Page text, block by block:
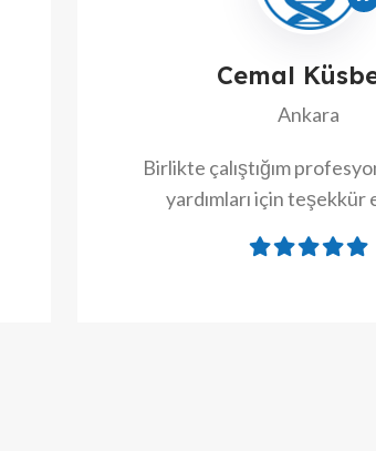
Cemal
Ankara
Birlikte çalıştığım
yardımları için teşekkür